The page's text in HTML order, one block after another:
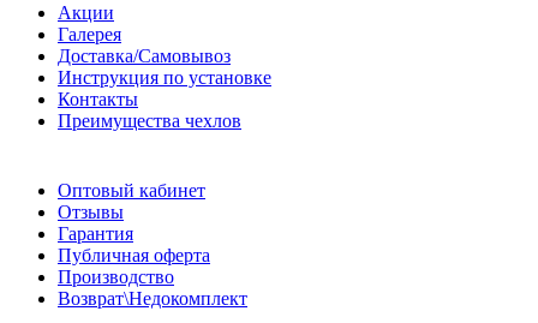
Акции
Галерея
Доставка/Самовывоз
Инструкция по установке
Контакты
Преимущества чехлов
Оптовый кабинет
Отзывы
Гарантия
Публичная оферта
Производство
Возврат\Недокомплект